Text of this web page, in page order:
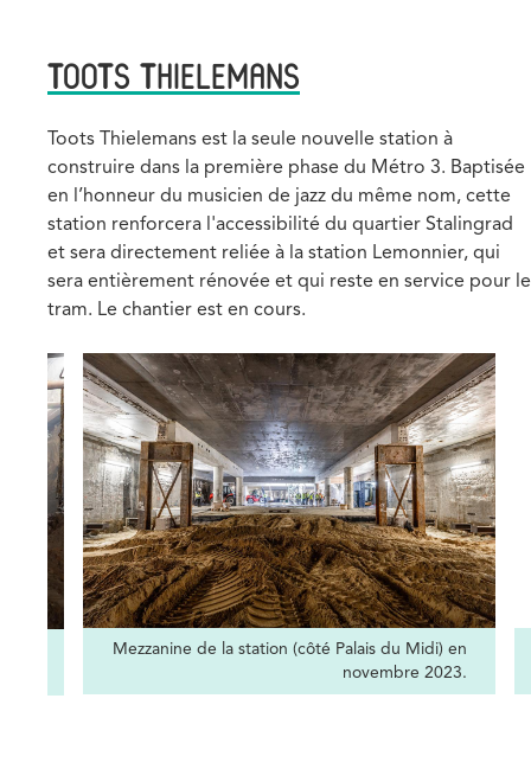
TOOTS THIELEMANS
Description
Toots Thielemans est la seule nouvelle station à
construire dans la première phase du Métro 3. Baptisée
en l’honneur du musicien de jazz du même nom, cette
station renforcera l'accessibilité du quartier Stalingrad
et sera directement reliée à la station Lemonnier, qui
sera entièrement rénovée et qui reste en service pour le
tram. Le chantier est en cours.
Image
Credits
Mezzanine de la station (côté Palais du Midi) en
novembre 2023.